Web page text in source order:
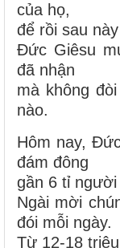
của họ,
để rồi sau
Ðức Giêsu
đã nhận
mà không
nào.
Hôm nay,
đám đông
gần 6 tỉ
Ngài mời
đói mỗi ngày.
Từ 12-18